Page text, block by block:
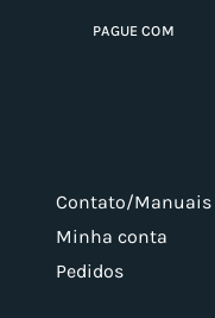
PAGUE COM
Contato/Manuais
Minha conta
Pedidos